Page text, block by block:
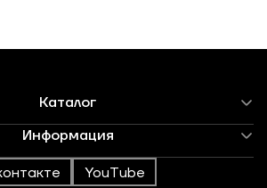
Каталог
Информация
YouTube